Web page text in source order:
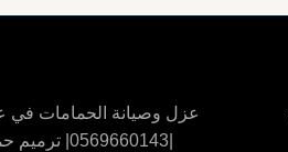
عزل وصيانة الحمامات في
|0569660143| ترميم حمامات